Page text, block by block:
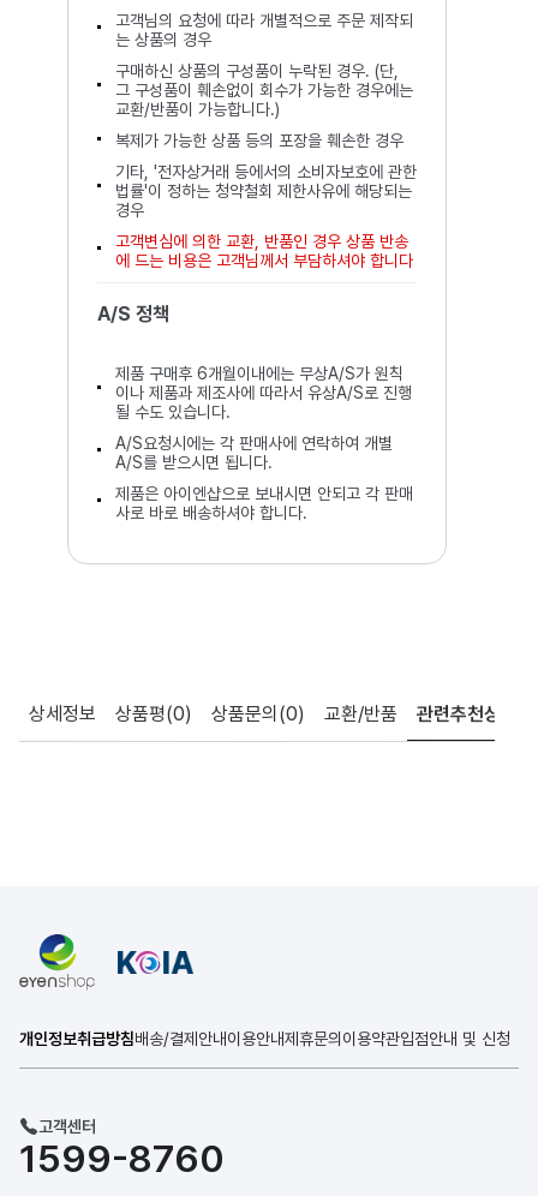
고객님의 요청에 따라 개별적으로 주문 제작되
는 상품의 경우
구매하신 상품의 구성품이 누락된 경우. (단,
그 구성품이 훼손없이 회수가 가능한 경우에는
교환/반품이 가능합니다.)
복제가 가능한 상품 등의 포장을 훼손한 경우
기타, '전자상거래 등에서의 소비자보호에 관한
법률'이 정하는 청약철회 제한사유에 해당되는
경우
고객변심에 의한 교환, 반품인 경우 상품 반송
에 드는 비용은 고객님께서 부담하셔야 합니다
A/S 정책
제품 구매후 6개월이내에는 무상A/S가 원칙
이나 제품과 제조사에 따라서 유상A/S로 진행
될 수도 있습니다.
A/S요청시에는 각 판매사에 연락하여 개별
A/S를 받으시면 됩니다.
제품은 아이엔샵으로 보내시면 안되고 각 판매
사로 바로 배송하셔야 합니다.
상세정보 상품평(0) 상품문의 (0) 교환/반품 관련추천상품
개인정보취급방침배송/결제안내이용안내제휴문의 이용약관입점안내 및 신청
고객센터
1599-8760